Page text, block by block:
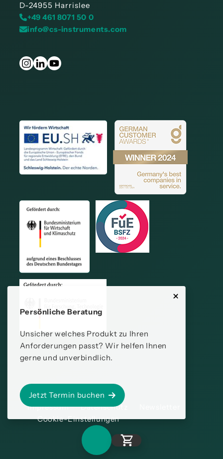
Persönliche Beratung
Unsicher welches Produkt zu Ihren
Anforderungen passt? Wir helfen Ihnen
gerne und unverbindlich.
Jetzt Termin buchen
D-24955 Harrislee
+49 461 8071 50 0
info@cs-instruments.com
Impressum Datenschutz
Cookie-Einstellungen